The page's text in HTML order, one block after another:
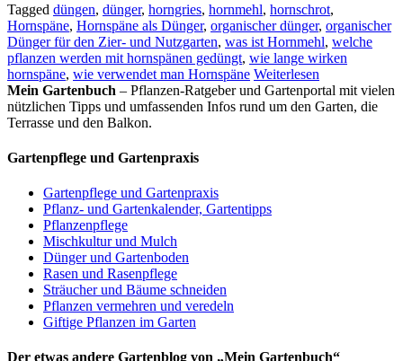
Tagged düngen, dünger, horngries, hornmehl, hornschrot,
Hornspäne, Hornspäne als Dünger, organischer dünger, organischer
Dünger für den Zier- und Nutzgarten, was ist Hornmehl, welche
pflanzen werden mit hornspänen gedüngt, wie lange wirken
hornspäne, wie verwendet man Hornspäne Weiterlesen
Mein Gartenbuch – Pflanzen-Ratgeber und Gartenportal mit vielen
nützlichen Tipps und umfassenden Infos rund um den Garten, die
Terrasse und den Balkon.
Gartenpflege und Gartenpraxis
Gartenpflege und Gartenpraxis
Pflanz- und Gartenkalender, Gartentipps
Pflanzenpflege
Mischkultur und Mulch
Dünger und Gartenboden
Rasen und Rasenpflege
Sträucher und Bäume schneiden
Pflanzen vermehren und veredeln
Giftige Pflanzen im Garten
Der etwas andere Gartenblog von „Mein Gartenbuch“